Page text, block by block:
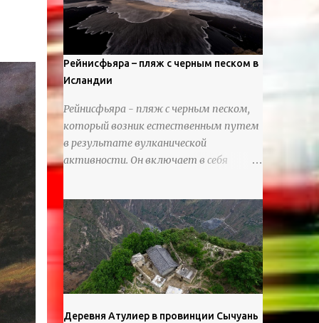
используя ножи и инструменты для
текстурирования, чтобы точно
вылепить каждую деталь. источник
https://calvinnicholls.com/
Рейнисфьяра – пляж с черным песком в
Исландии
Рейнисфьяра - пляж с черным песком,
который возник естественным путем
в результате вулканической
активности. Он включает в себя
массивные базальтовые
шестиугольные колонны, высокие
утесы, лавовые образования, черную
береговую линию и великолепные
каменные арки.
Деревня Атулиер в провинции Сычуань